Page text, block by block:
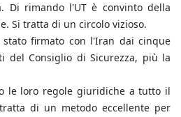
Di rimando l'UT è convinto della
Si tratta di un circolo vizioso.
firmato con l'Iran dai cinque
del Consiglio di Sicurezza, più la
le loro regole giuridiche a tutto il
di un metodo eccellente per